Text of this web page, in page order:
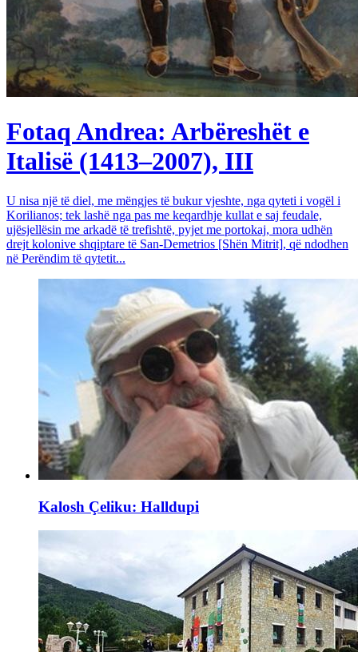
Fotaq Andrea: Arbëreshët e
Italisë (1413–2007), III
U nisa një të diel, me mëngjes të bukur vjeshte, nga qyteti i vogël i
Korilianos; tek lashë nga pas me keqardhje kullat e saj feudale,
ujësjellësin me arkadë të trefishtë, pyjet me portokaj, mora udhën
drejt kolonive shqiptare të San-Demetrios [Shën Mitrit], që ndodhen
në Perëndim të qytetit...
Kalosh Çeliku: Halldupi